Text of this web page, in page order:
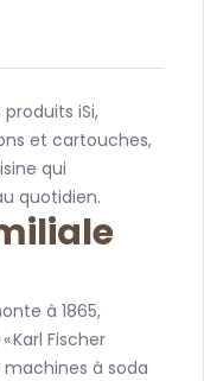
iSi,
et cartouches,
qui
quotidien.
à 1865,
Karl Fischer
machines à soda